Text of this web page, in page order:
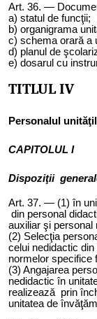
Art. 36. —
a) statul de funcţii;
b) organigrama
c) schema orară a
d) planul de
e) dosarul cu
TITLUL IV
Personalul
CAPITOLUL I
Dispoziţii
Art. 37. — (1) în
din personal
auxiliar şi personal
(2) Selecţia
celui nedidactic din
normelor specifice
(3) Angajarea
nedidactic în unit
realizează prin
unitatea de